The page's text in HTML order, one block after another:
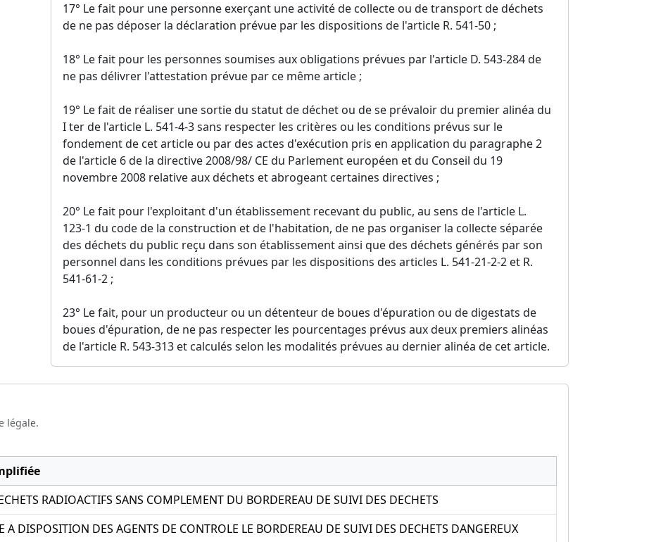
17° Le fait pour une personne exerçant une activité de collecte ou de transport de déchets
de ne pas déposer la déclaration prévue par les dispositions de l'article R. 541-50 ;
18° Le fait pour les personnes soumises aux obligations prévues par l'article D. 543-284 de
ne pas délivrer l'attestation prévue par ce même article ;
19° Le fait de réaliser une sortie du statut de déchet ou de se prévaloir du premier alinéa du
I ter de l'article L. 541-4-3 sans respecter les critères ou les conditions prévus sur le
fondement de cet article ou par des actes d'exécution pris en application du paragraphe 2
de l'article 6 de la directive 2008/98/ CE du Parlement européen et du Conseil du 19
novembre 2008 relative aux déchets et abrogeant certaines directives ;
20° Le fait pour l'exploitant d'un établissement recevant du public, au sens de l'article L.
123-1 du code de la construction et de l'habitation, de ne pas organiser la collecte séparée
des déchets du public reçu dans son établissement ainsi que des déchets générés par son
personnel dans les conditions prévues par les dispositions des articles L. 541-21-2-2 et R.
541-61-2 ;
23° Le fait, pour un producteur ou un détenteur de boues d'épuration ou de digestats de
boues d'épuration, de ne pas respecter les pourcentages prévus aux deux premiers alinéas
de l'article R. 543-313 et calculés selon les modalités prévues au dernier alinéa de cet article.
légale.
RADIOACTIFS SANS COMPLEMENT DU BORDEREAU DE SUIVI DES DECHETS
A DISPOSITION DES AGENTS DE CONTROLE LE BORDEREAU DE SUIVI DES DECHETS DANGEREUX